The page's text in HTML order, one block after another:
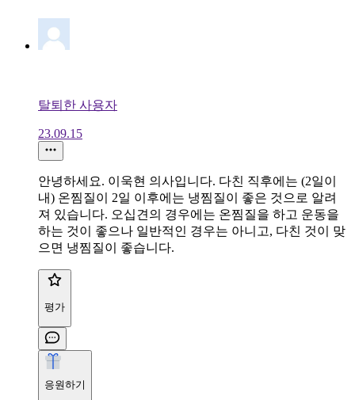
탈퇴한 사용자
23.09.15
안녕하세요. 이욱현 의사입니다. 다친 직후에는 (2일이
내) 온찜질이 2일 이후에는 냉찜질이 좋은 것으로 알려
져 있습니다. 오십견의 경우에는 온찜질을 하고 운동을
하는 것이 좋으나 일반적인 경우는 아니고, 다친 것이 맞
으면 냉찜질이 좋습니다.
평가
응원하기